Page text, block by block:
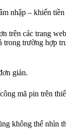
nhập – khiến
các trang
trường hợp
giản.
mã pin trên
không thể nhìn